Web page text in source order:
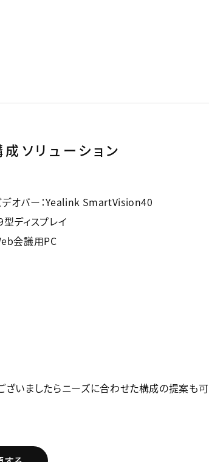
ソリューション
デオバー：Yealink SmartVision40
型ディスプレイ
会議用PC
ざいましたらニーズに合わせた構成の提案も可